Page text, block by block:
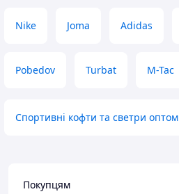
Nike Joma Adidas
Pobedov Turbat M-Tac
Спортивні кофти та светри оптом
Покупцям